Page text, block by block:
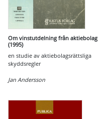
Om vinstutdelning från aktiebolag
(1995)
en studie av aktiebolagsrättsliga
skyddsregler
Jan Andersson